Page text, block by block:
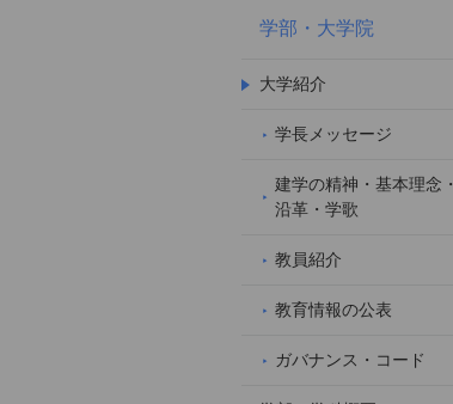
学部・大学院
大学紹介
学長メッセージ
建学の精神・基本理念・
沿革・学歌
教員紹介
教育情報の公表
ガバナンス・コード